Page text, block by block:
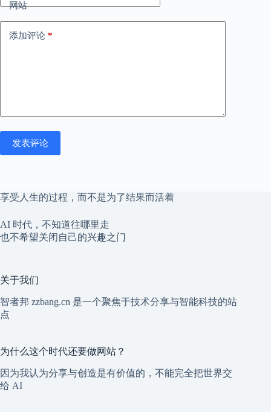
网站
添加评论 *
发表评论
享受人生的过程，而不是为了结果而活着
AI 时代，不知道往哪里走
也不希望关闭自己的兴趣之门
关于我们
智者邦 zzbang.cn 是一个聚焦于技术分享与智能科技的站
点
为什么这个时代还要做网站？
因为我认为分享与创造是有价值的，不能完全把世界交
给 AI